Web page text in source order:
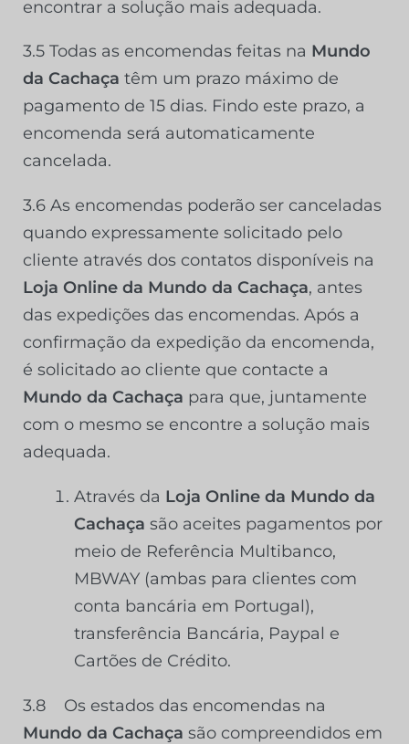
encontrar a solução mais adequada.
3.5 Todas as encomendas feitas na Mundo
da Cachaça têm um prazo máximo de
pagamento de 15 dias. Findo este prazo, a
encomenda será automaticamente
cancelada.
3.6 As encomendas poderão ser canceladas
quando expressamente solicitado pelo
cliente através dos contatos disponíveis na
Loja Online da Mundo da Cachaça, antes
das expedições das encomendas. Após a
confirmação da expedição da encomenda,
é solicitado ao cliente que contacte a
Mundo da Cachaça para que, juntamente
com o mesmo se encontre a solução mais
adequada.
Através da Loja Online da Mundo da
Cachaça são aceites pagamentos por
meio de Referência Multibanco,
MBWAY (ambas para clientes com
conta bancária em Portugal),
transferência Bancária, Paypal e
Cartões de Crédito.
3.8
Os estados das encomendas na
Mundo da Cachaça são compreendidos em